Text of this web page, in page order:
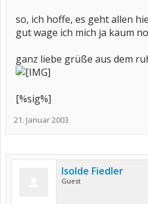
so, ich hoffe, es geht allen
gut wage ich mich ja kaum
ganz liebe grüße aus dem
[%sig%]
21. Januar 2003
Isolde Fiedler
Guest